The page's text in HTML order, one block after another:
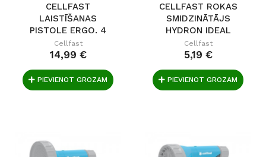
CELLFAST
LAISTĪŠANAS
PISTOLE ERGO. 4
POZĪCIJAS
Cellfast
14,99 €
PIEVIENOT GROZAM
CELLFAST ROKAS
SMIDZINĀTĀJS
HYDRON IDEAL
Cellfast
5,19 €
PIEVIENOT GROZAM